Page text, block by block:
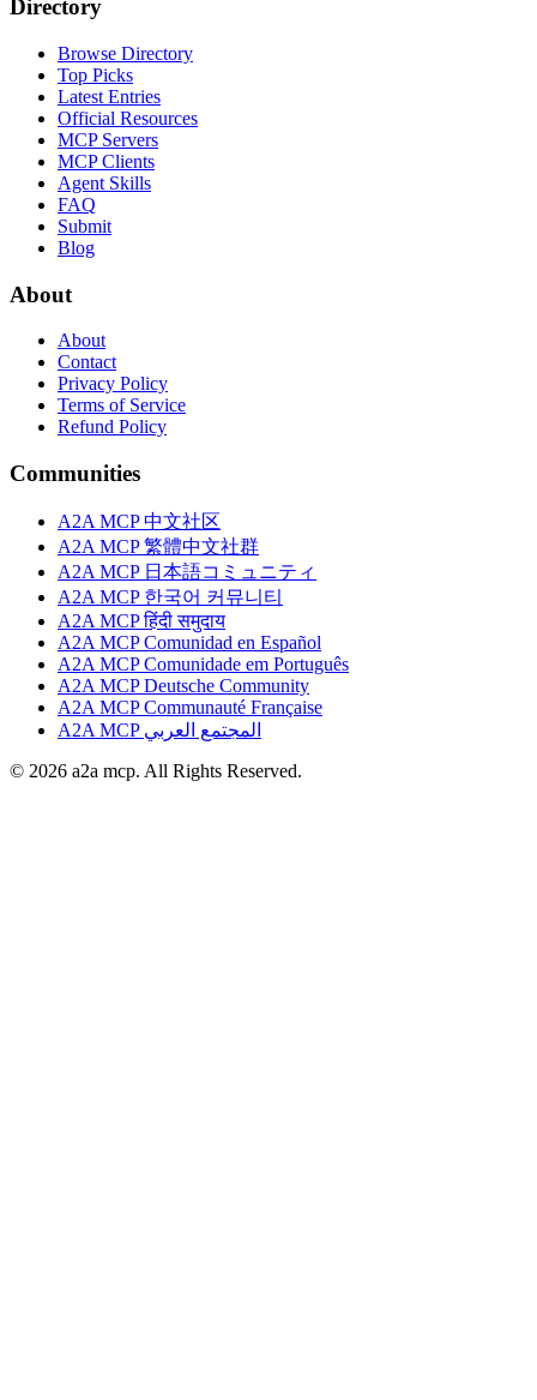
Directory
Browse Directory
Top Picks
Latest Entries
Official Resources
MCP Servers
MCP Clients
Agent Skills
FAQ
Submit
Blog
About
About
Contact
Privacy Policy
Terms of Service
Refund Policy
Communities
A2A MCP 中文社区
A2A MCP 繁體中文社群
A2A MCP 日本語コミュニティ
A2A MCP 한국어 커뮤니티
A2A MCP हिंदी समुदाय
A2A MCP Comunidad en Español
A2A MCP Comunidade em Português
A2A MCP Deutsche Community
A2A MCP Communauté Française
A2A MCP المجتمع العربي
© 2026 a2a mcp. All Rights Reserved.